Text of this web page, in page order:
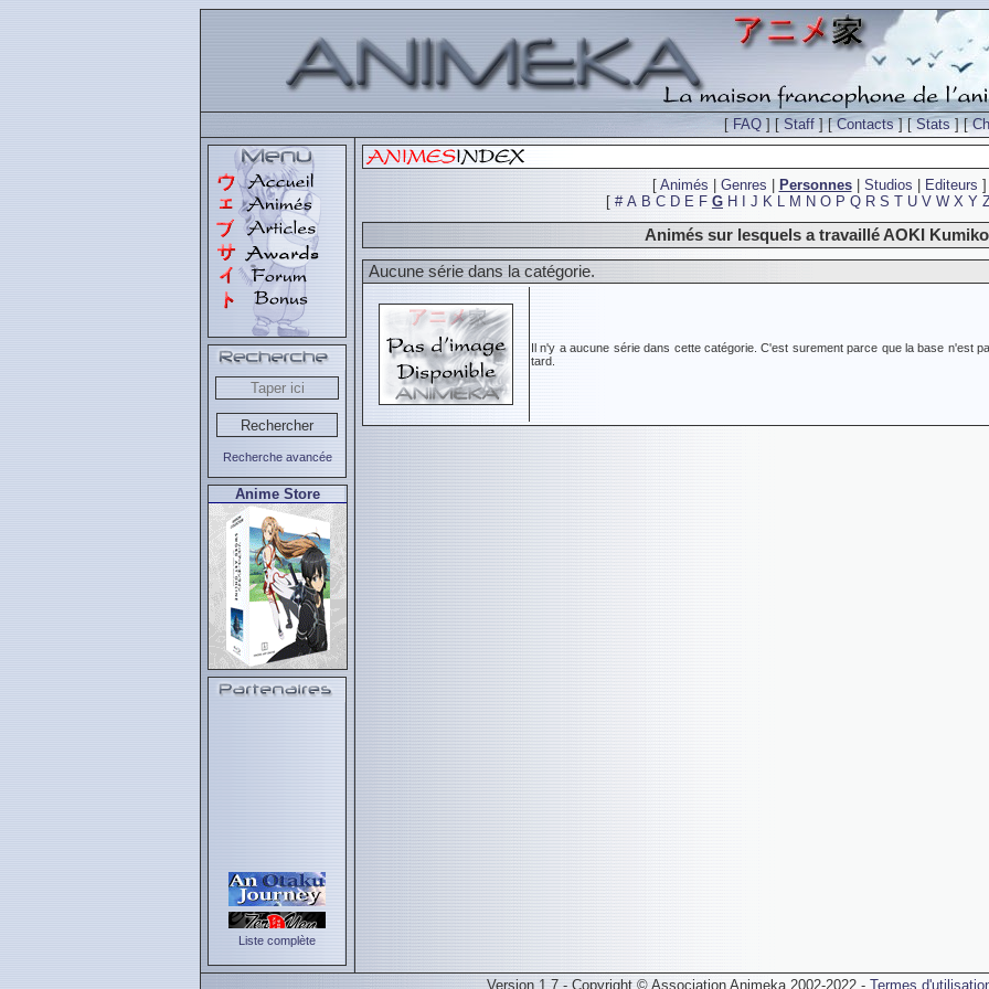
[FAQ ] [Staff ] [Contacts] [Stats] [
Recherche avancée
Anime Store
Liste complète
[ Animés Genres Personnes| Studios Editeurs ]
[ # A B C D E F G H J K L M N O P Q R S T U V W X Y
Animés sur lesquels a travaillé AOKI Kumiko
Aucune série dans la catégorie.
Il n'y a aucune série dans cette catégorie. C'est surement parce que la base n'est
tard.
Version 1.7 - Copyright © Association Animeka 2002-2022 - Termes